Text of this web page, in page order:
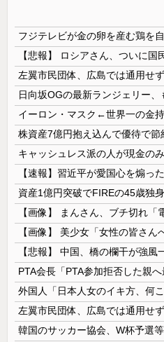
【悲報】 ロシアさん、ついに